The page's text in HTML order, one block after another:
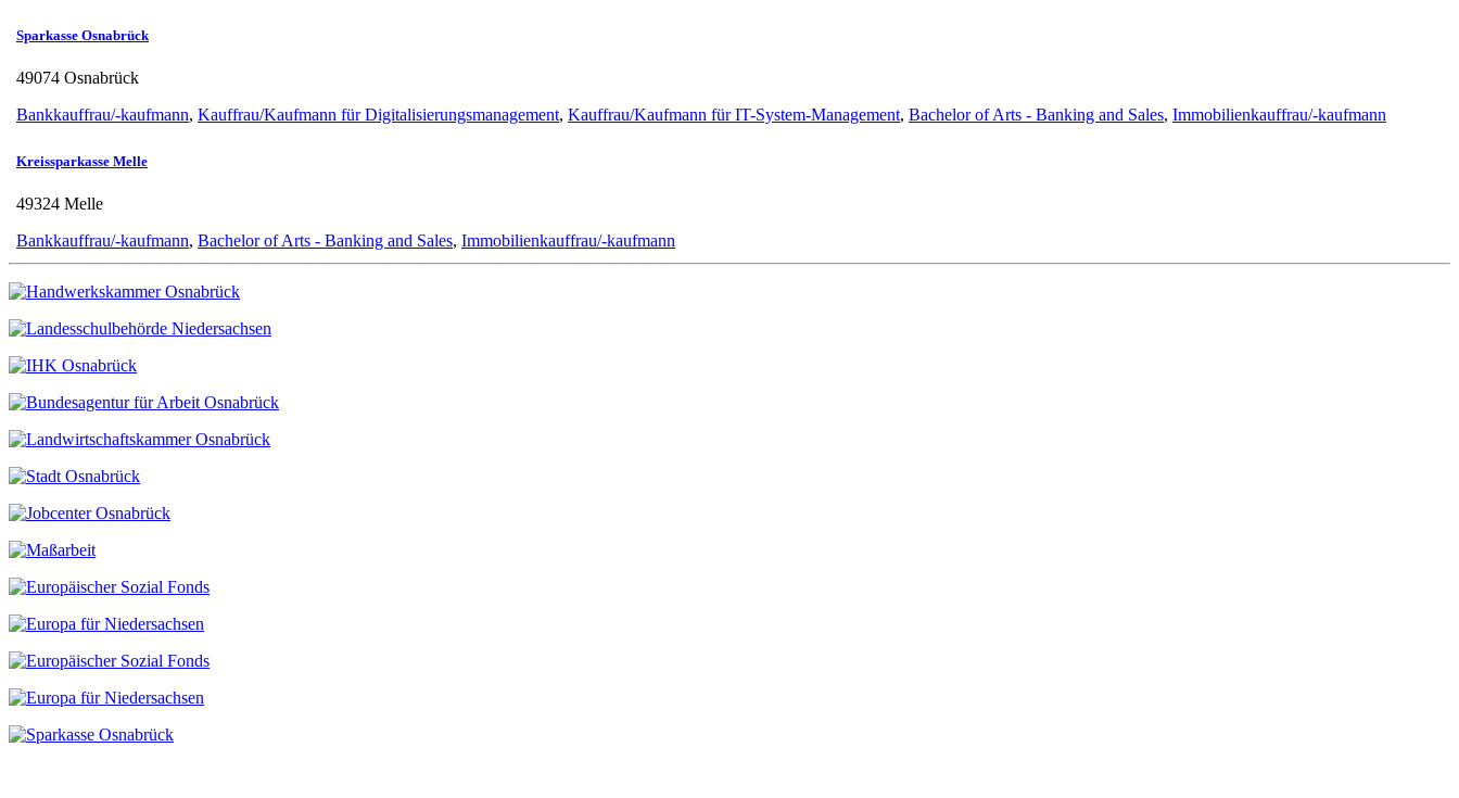
Sparkasse Osnabrück
49074 Osnabrück
Bankkauffrau/-kaufmann, Kauffrau/Kaufmann für Digitalisierungsmanagement, Kauffrau/Kaufmann für IT-System-Management, Bachelor of Arts - Banking and Sales, Immobilienkauffrau/-kaufmann
Kreissparkasse Melle
49324 Melle
Bankkauffrau/-kaufmann, Bachelor of Arts - Banking and Sales, Immobilienkauffrau/-kaufmann